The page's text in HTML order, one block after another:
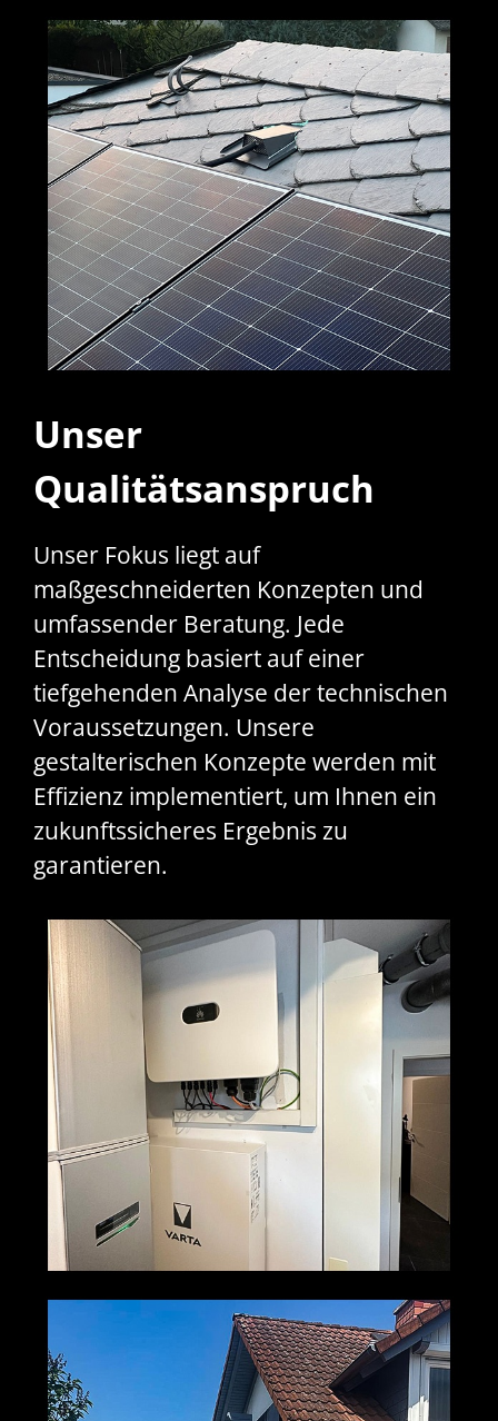
Unser
Qualitätsanspruch
Unser Fokus liegt auf
maßgeschneiderten Konzepten und
umfassender Beratung. Jede
Entscheidung basiert auf einer
tiefgehenden Analyse der technischen
Voraussetzungen. Unsere
gestalterischen Konzepte werden mit
Effizienz implementiert, um Ihnen ein
zukunftssicheres Ergebnis zu
garantieren.